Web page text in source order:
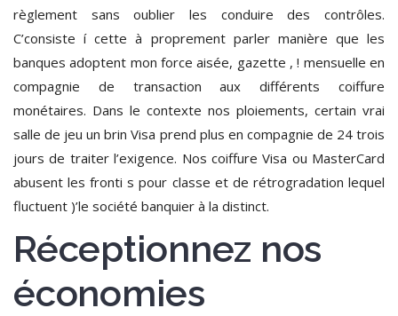
règlement sans oublier les conduire des contrôles.
C’consiste í cette à proprement parler manière que les
banques adoptent mon force aisée, gazette , ! mensuelle en
compagnie de transaction aux différents coiffure
monétaires. Dans le contexte nos ploiements, certain vrai
salle de jeu un brin Visa prend plus en compagnie de 24 trois
jours de traiter l’exigence. Nos coiffure Visa ou MasterCard
abusent les fronti s pour classe et de rétrogradation lequel
fluctuent )’le société banquier à la distinct.
Réceptionnez nos
économies